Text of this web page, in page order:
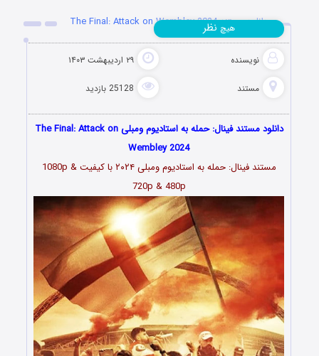
دانلود مستند The Final: Attack on Wembley 2024
نویسنده ۲۹ اردیبهشت ۱۴۰۳
مستند 25128 بازدید
هیچ نظر
دانلود مستند فینال: حمله به استادیوم ومبلی The Final: Attack on
Wembley 2024
مستند فینال: حمله به استادیوم ومبلی ۲۰۲۴ با کیفیت 1080p &
720p & 480p